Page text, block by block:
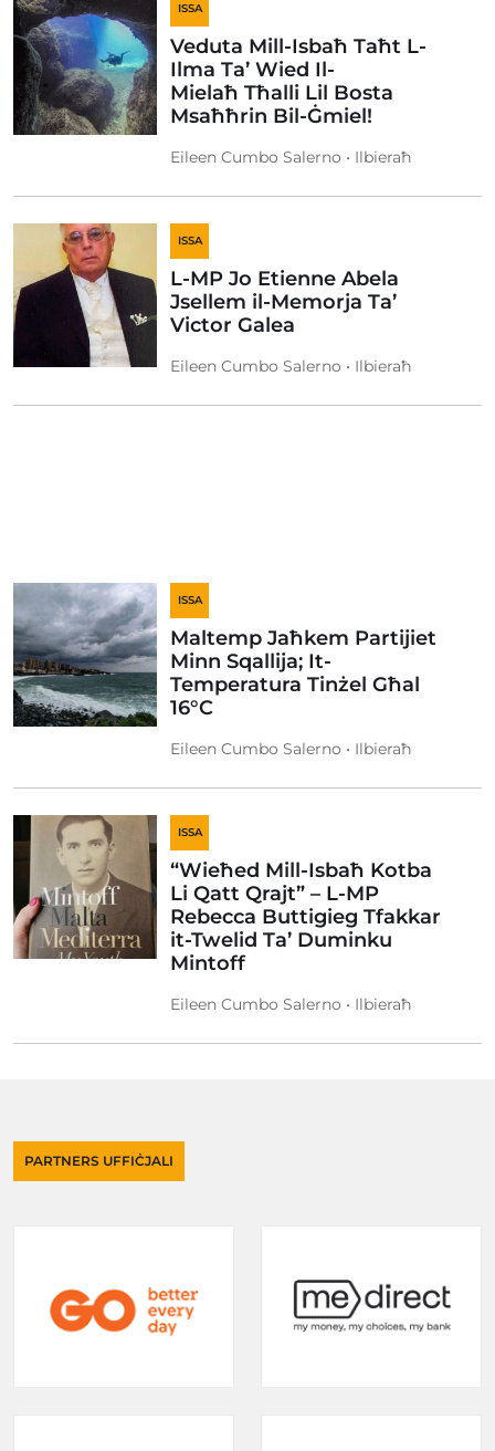
ISSA
Veduta Mill-Isbaħ Taħt L-
Ilma Ta’ Wied Il-
Mielaħ Tħalli Lil Bosta
Msaħħrin Bil-Ġmiel!
Eileen Cumbo Salerno • Ilbieraħ
ISSA
L-MP Jo Etienne Abela
Jsellem il-Memorja Ta’
Victor Galea
Eileen Cumbo Salerno • Ilbieraħ
ISSA
Maltemp Jaħkem Partijiet
Minn Sqallija; It-
Temperatura Tinżel Għal
16°C
Eileen Cumbo Salerno • Ilbieraħ
ISSA
“Wieħed Mill-Isbaħ Kotba
Li Qatt Qrajt” – L-MP
Rebecca Buttigieg Tfakkar
it-Twelid Ta’ Duminku
Mintoff
Eileen Cumbo Salerno • Ilbieraħ
PARTNERS UFFIĊJALI